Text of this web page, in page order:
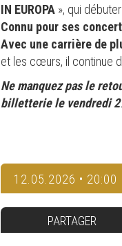
IN EUROPA », qui
Connu pour ses
Avec une carrière de
et les cœurs, il continue
Ne manquez pas le
billetterie le vendredi
12.05.2026 • 20:00
PARTAGER